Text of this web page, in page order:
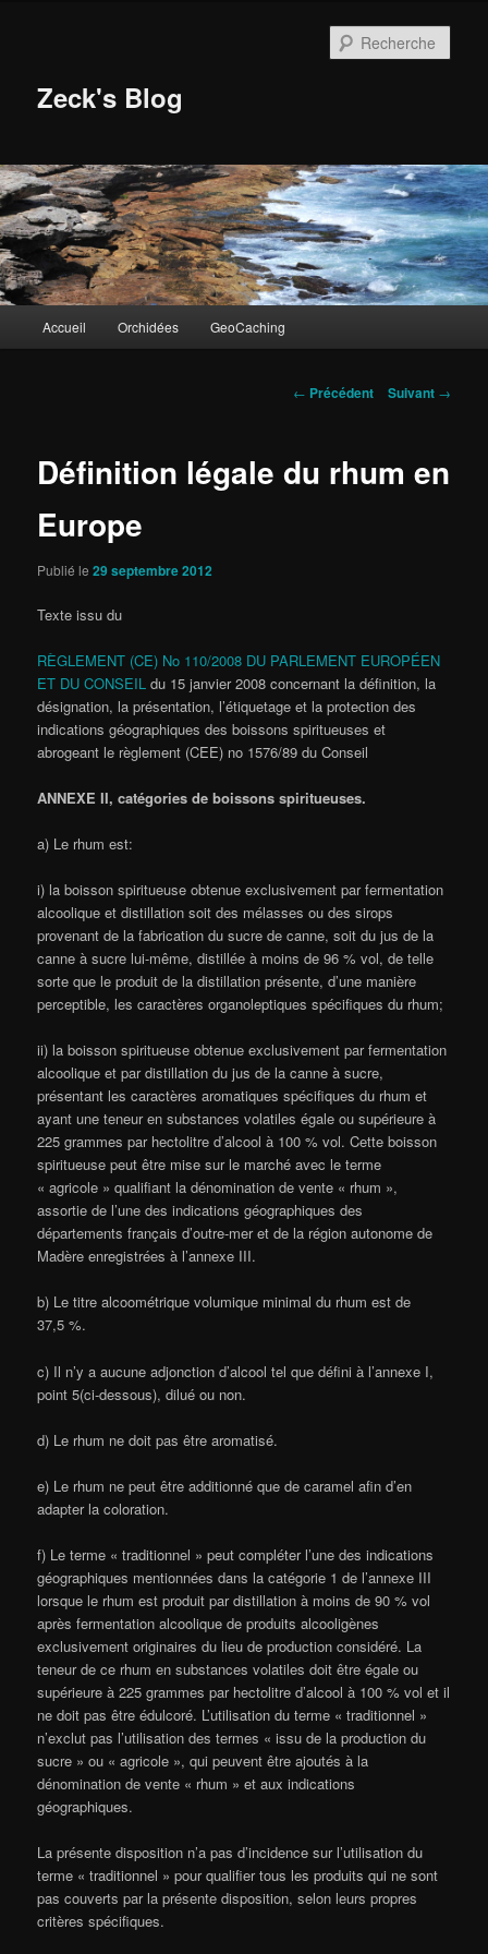
Zeck's Blog
principal
Accueil Orchidées GeoCaching
Navigation
← Précédent Suivant →
Définition légale du rhum en
Europe
Publié le29 septembre 2012
Texte issu du
RÈGLEMENT (CE) No 110/2008 DU PARLEMENT EUROPÉEN
ET DU CONSEIL du 15 janvier 2008 concernant la définition, la
désignation, la présentation, l’étiquetage et la protection des
indications géographiques des boissons spiritueuses et
abrogeant le règlement (CEE) no 1576/89 du Conseil
ANNEXE II, catégories de boissons spiritueuses.
a) Le rhum est:
i) la boisson spiritueuse obtenue exclusivement par fermentation
alcoolique et distillation soit des mélasses ou des sirops
provenant de la fabrication du sucre de canne, soit du jus de la
canne à sucre lui-même, distillée à moins de 96 % vol, de telle
sorte que le produit de la distillation présente, d’une manière
perceptible, les caractères organoleptiques spécifiques du rhum;
ii) la boisson spiritueuse obtenue exclusivement par fermentation
alcoolique et par distillation du jus de la canne à sucre,
présentant les caractères aromatiques spécifiques du rhum et
ayant une teneur en substances volatiles égale ou supérieure à
225 grammes par hectolitre d’alcool à 100 % vol. Cette boisson
spiritueuse peut être mise sur le marché avec le terme
« agricole » qualifiant la dénomination de vente « rhum »,
assortie de l’une des indications géographiques des
départements français d’outre-mer et de la région autonome de
Madère enregistrées à l’annexe III.
b) Le titre alcoométrique volumique minimal du rhum est de
37,5 %.
c) Il n’y a aucune adjonction d’alcool tel que défini à l’annexe I,
point 5(ci-dessous), dilué ou non.
d) Le rhum ne doit pas être aromatisé.
e) Le rhum ne peut être additionné que de caramel afin d’en
adapter la coloration.
f) Le terme « traditionnel » peut compléter l’une des indications
géographiques mentionnées dans la catégorie 1 de l’annexe III
lorsque le rhum est produit par distillation à moins de 90 % vol
après fermentation alcoolique de produits alcooligènes
exclusivement originaires du lieu de production considéré. La
teneur de ce rhum en substances volatiles doit être égale ou
supérieure à 225 grammes par hectolitre d’alcool à 100 % vol et il
ne doit pas être édulcoré. L’utilisation du terme « traditionnel »
n’exclut pas l’utilisation des termes « issu de la production du
sucre » ou « agricole », qui peuvent être ajoutés à la
dénomination de vente « rhum » et aux indications
géographiques.
La présente disposition n’a pas d’incidence sur l’utilisation du
terme « traditionnel » pour qualifier tous les produits qui ne sont
pas couverts par la présente disposition, selon leurs propres
critères spécifiques.